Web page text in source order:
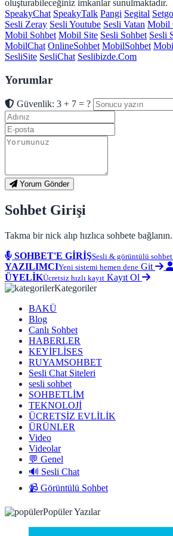
oluşturabileceğiniz imkanlar sunulmaktadır.
SpeakyChat SpeakyTalk Pangi Segital
Sesli Zeray Sesli Youtube Sesli Vatan Mobil
Mobil Sohbet Mobil Site Sesli Sohbet Sesli
MobilChat OnlineSohbet MobilSohbet
SesliSite SesliChat Seslibizde.Com
Yorumlar
Güvenlik: 3 + 7 = ?
Yorum Gönder
Sohbet Girişi
Takma bir nick alıp hızlıca sohbete bağlanın.
SOHBET'E GİRİŞSesli & görüntülü sohbet
YAZILIMCIYeni sistemi hemen dene Git
ÜYELİKÜcretsiz hızlı kayıt Kayıt Ol
Kategoriler
BAKÜ
Blog
Canlı Sohbet
HABERLER
KEYİFLİSES
RUYAMSOHBET
Sesli Chat Siteleri
sesli sohbet
SOHBETLİM
TEKNOLOJİ
ÜCRETSİZ EVLİLİK
ÜRÜNLER
Video
Videolar
💬 Genel
🔊 Sesli Chat
📹 Görüntülü Sohbet
Popüler Yazılar